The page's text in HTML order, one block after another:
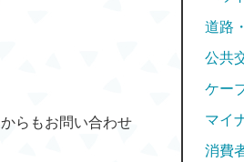
からもお問い合わせ
道路
公共
ケー
マイ
消費